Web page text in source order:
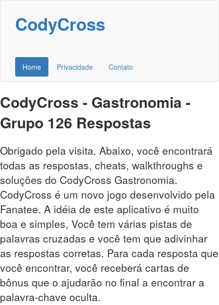
CodyCross
Home Privacidade Contato
CodyCross - Gastronomia -
Grupo 126 Respostas
Obrigado pela visita. Abaixo, você encontrará
todas as respostas, cheats, walkthroughs e
soluções do CodyCross Gastronomia.
CodyCross é um novo jogo desenvolvido pela
Fanatee. A idéia de este aplicativo é muito
boa e simples, Você tem várias pistas de
palavras cruzadas e você tem que adivinhar
as respostas corretas. Para cada resposta que
você encontrar, você receberá cartas de
bônus que o ajudarão no final a encontrar a
palavra-chave oculta.